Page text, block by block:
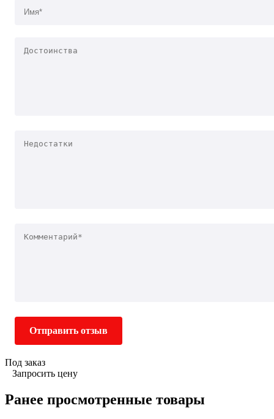
Отправить отзыв
Под заказ
Запросить цену
Ранее просмотренные товары